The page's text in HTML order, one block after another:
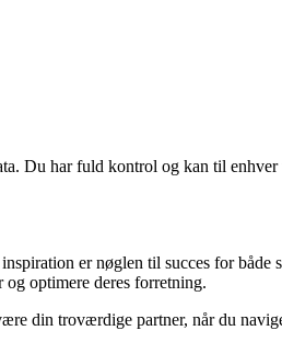
Du har fuld kontrol og kan til
er nøglen til succes for både
optimere deres forretning.
din troværdige partner, når du